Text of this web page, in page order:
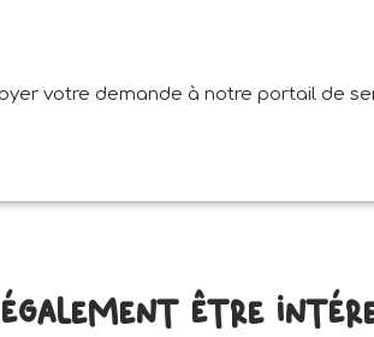
votre demande à notre portail de
être